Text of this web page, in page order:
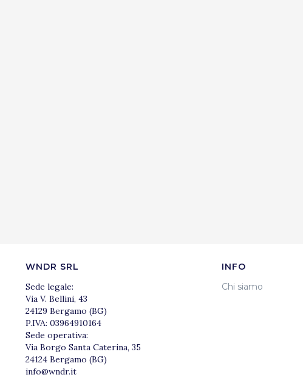
WNDR SRL
Sede legale:
Via V. Bellini, 43
24129 Bergamo (BG)
P.IVA: 03964910164
Sede operativa:
Via Borgo Santa Caterina, 35
24124 Bergamo (BG)
info@wndr.it
INFO
Chi siamo